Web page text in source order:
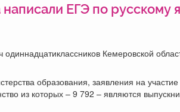
ЕГЭ по русскому
Кемеровской
образования, заявления на
из которых – 9 792 – являются